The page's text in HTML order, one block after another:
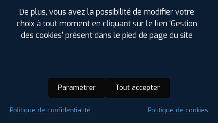
Castelnau-d'Estrétefonds (31)
Cornebarrieu (31)
Fenouillet (31)
L'Isle-Jourdain (32)
Launaguet (31)
De plus, vous avez la possibilité de modifier votre
choix à tout moment en cliquant sur le lien 'Gestion
des cookies' présent dans le pied de page du site
Paramétrer Tout accepter
Politique de confidentialité Politique de cookies